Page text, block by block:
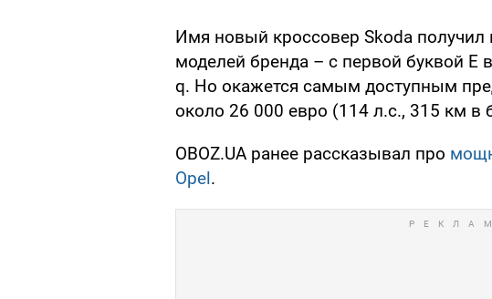
Имя новый кроссовер Skoda получил
моделей бренда – с первой буквой E
q. Но окажется самым доступным
около 26 000 евро (114 л.с., 315 км в
OBOZ.UA ранее рассказывал про
Opel.